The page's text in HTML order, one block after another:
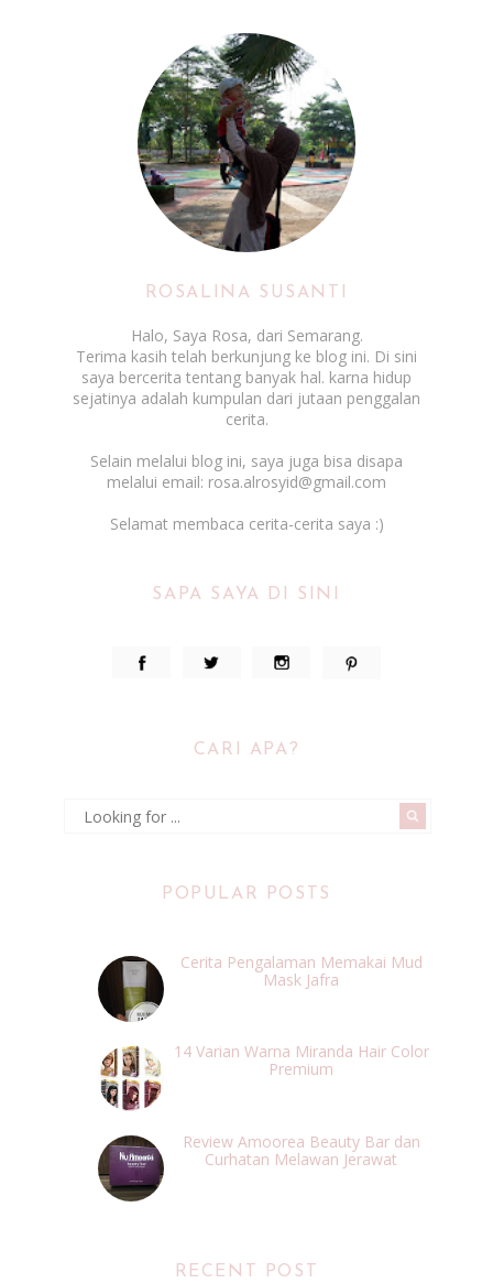
ROSALINA SUSANTI
Halo, Saya Rosa, dari Semarang.
Terima kasih telah berkunjung ke blog ini. Di sini
saya bercerita tentang banyak hal. karna hidup
sejatinya adalah kumpulan dari jutaan penggalan
cerita.
Selain melalui blog ini, saya juga bisa disapa
melalui email: rosa.alrosyid@gmail.com
Selamat membaca cerita-cerita saya :)
SAPA SAYA DI SINI
CARI APA?
POPULAR POSTS
Cerita Pengalaman Memakai Mud
Mask Jafra
14 Varian Warna Miranda Hair Color
Premium
Review Amoorea Beauty Bar dan
Curhatan Melawan Jerawat
RECENT POST